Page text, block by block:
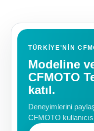
TÜRKIYE'NIN
Modeline
CFMOTO
katıl.
Deneyimlerini
CFMOTO